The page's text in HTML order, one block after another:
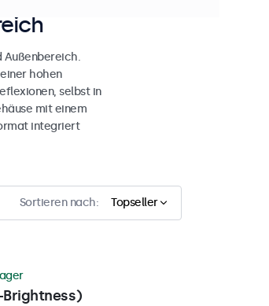
Außenbereich.
hohen
selbst in
mit einem
integriert
Sortieren nach: Topseller
Brightness)